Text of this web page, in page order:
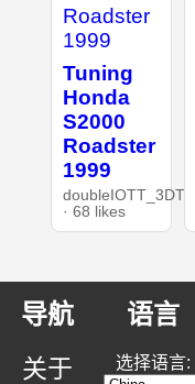
Tuning
Honda
S2000
Roadster
1999
doubleIOTT_3DT
· 68 likes
导航
关于
语言
选择语言: